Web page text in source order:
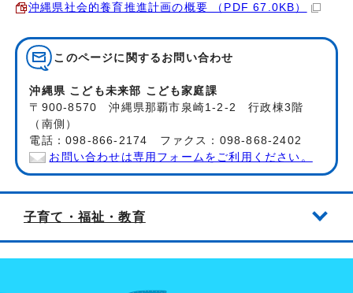
沖縄県社会的養育推進計画の概要 （PDF 67.0KB）
このページに関する お問い合わせ
沖縄県 こども未来部 こども家庭課
〒900-8570 沖縄県那覇市泉崎1-2-2 行政棟3階
（南側）
電話：098-866-2174 ファクス：098-868-2402
お問い合わせは専用フォームをご利用ください。
子育て・福祉・教育